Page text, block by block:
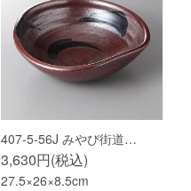
407-5-56J みやび街道…
3,630円(税込)
27.5×26×8.5cm